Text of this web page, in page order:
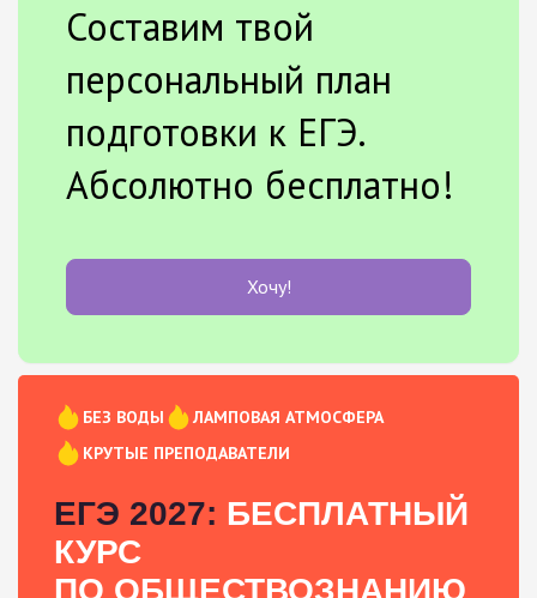
Составим твой
персональный план
подготовки к ЕГЭ.
Абсолютно бесплатно!
Хочу!
БЕЗ ВОДЫ
ЛАМПОВАЯ АТМОСФЕРА
КРУТЫЕ ПРЕПОДАВАТЕЛИ
ЕГЭ 2027: БЕСПЛАТНЫЙ
КУРС